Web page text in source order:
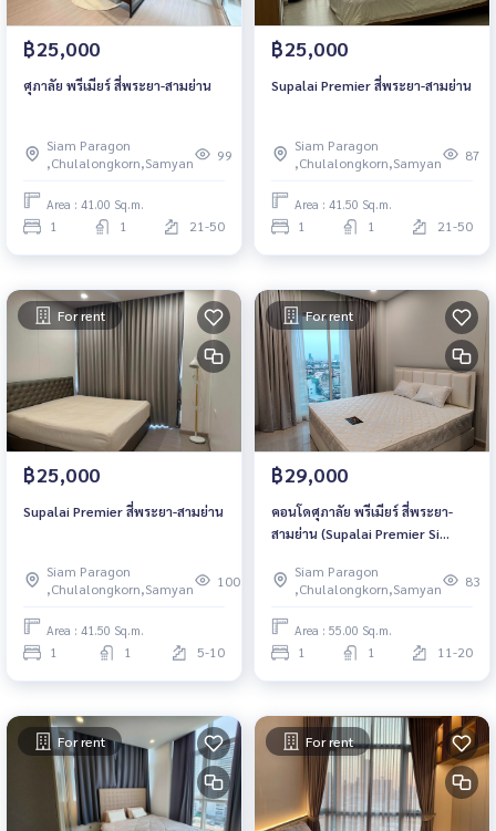
฿25,000
ศุภาลัย พรีเมียร์ สี่พระยา-สามย่าน
Siam Paragon
,Chulalongkorn,Samyan
99
Area : 41.00 Sq.m.
1 1 21-50
฿25,000
Supalai Premier สี่พระยา-สามย่าน
Siam Paragon
,Chulalongkorn,Samyan
87
Area : 41.50 Sq.m.
1 1 21-50
For rent
฿25,000
Supalai Premier สี่พระยา-สามย่าน
Siam Paragon
,Chulalongkorn,Samyan
100
Area : 41.50 Sq.m.
1 1 5-10
For rent
฿29,000
คอนโดศุภาลัย พรีเมียร์ สี่พระยา-
สามย่าน (Supalai Premier Si
Siam Paragon
,Chulalongkorn,Samyan
83
Area : 55.00 Sq.m.
1 1 11-20
For rent For rent